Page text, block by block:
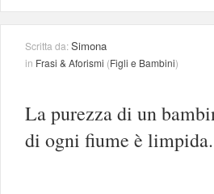
Scritta da:Simona
in Frasi & Aforismi (Figli e Bambini)
La purezza di un
di ogni fiume è limpida.